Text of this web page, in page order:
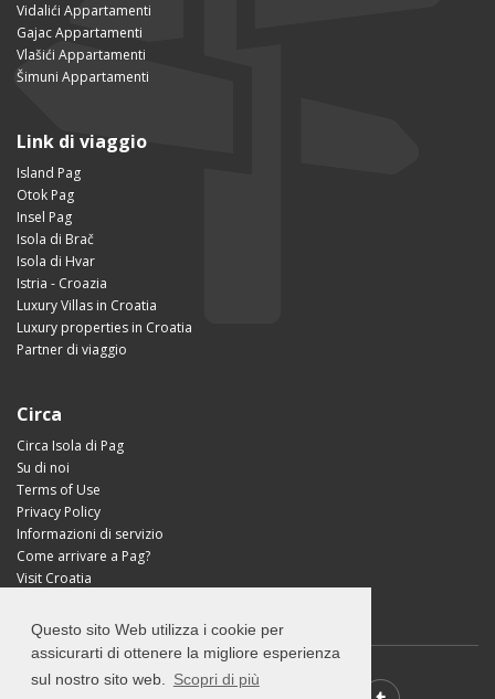
Questo sito Web utilizza i cookie per
assicurarti di ottenere la migliore esperienza
sul nostro sito web.
Scopri di più
Vidalići Appartamenti
Gajac Appartamenti
Vlašići Appartamenti
Šimuni Appartamenti
Link di viaggio
Island Pag
Otok Pag
Insel Pag
Isola di Brač
Isola di Hvar
Istria - Croazia
Luxury Villas in Croatia
Luxury properties in Croatia
Partner di viaggio
Circa
Circa Isola di Pag
Su di noi
Terms of Use
Privacy Policy
Informazioni di servizio
Come arrivare a Pag?
Visit Croatia